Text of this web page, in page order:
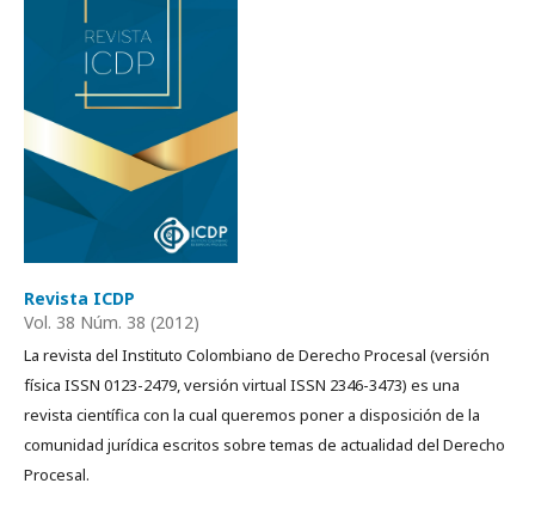
Revista ICDP
Vol. 38 Núm. 38 (2012)
La revista del Instituto Colombiano de Derecho Procesal (versión
física ISSN 0123-2479, versión virtual ISSN 2346-3473) es una
revista científica con la cual queremos poner a disposición de la
comunidad jurídica escritos sobre temas de actualidad del Derecho
Procesal.